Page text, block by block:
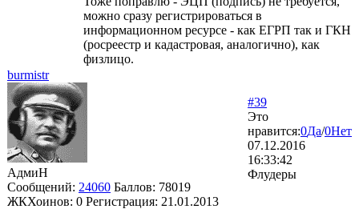
можно сразу регистрироваться в
информационном ресурсе - как ЕГРП так и ГКН
(росреестр и кадастровая, аналогично), как
физлицо.
burmistr
АдмиН
Сообщений: 24060 Баллов: 78019
ЖКХоинов: 0 Регистрация: 21.01.2013
#39
Это
нравится:0Да/0Нет
07.12.2016
16:33:42
Флудеры